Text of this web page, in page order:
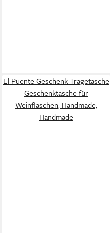
El Puente Geschenk-Tragetasche
Geschenktasche für
Weinflaschen, Handmade,
Handmade